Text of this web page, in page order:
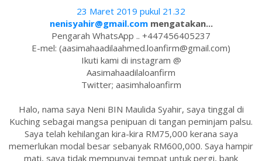
23 Maret 2019 pukul 21.32
nenisyahir@gmail.commengatakan...
Pengarah WhatsApp .. +447456405237
E-mel: (aasimahaadilaahmed.loanfirm@gmail.com)
Ikuti kami di instagram @
Aasimahaadilaloanfirm
Twitter; aasimhaloanfirm
Halo, nama saya Neni BIN Maulida Syahir, saya tinggal di
Kuching sebagai mangsa penipuan di tangan peminjam palsu.
Saya telah kehilangan kira-kira RM75,000 kerana saya
memerlukan modal besar sebanyak RM600,000. Saya hampir
mati, saya tidak mempunyai tempat untuk pergi, bank